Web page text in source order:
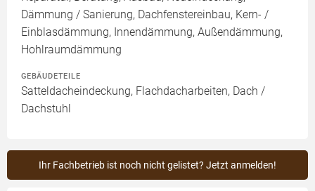
Dämmung / Sanierung, Dachfenstereinbau, Kern- /
Einblasdämmung, Innendämmung, Außendämmung,
Hohlraumdämmung
GEBÄUDETEILE
Satteldacheindeckung, Flachdacharbeiten, Dach /
Dachstuhl
Ihr Fachbetrieb ist noch nicht gelistet? Jetzt anmelden!